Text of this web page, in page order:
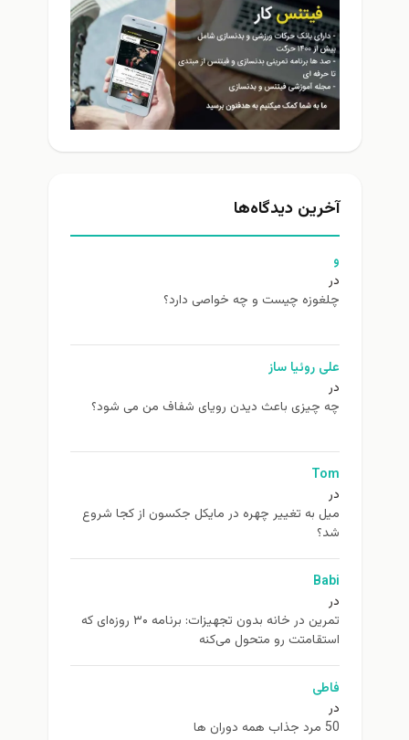
آخرین دیدگاه‌ها
و
در
چلغوزه چیست و چه خواصی دارد؟
علی روئیا ساز
در
چه چیزی باعث دیدن رویای شفاف من می شود؟
Tom
در
ميل به تغيير چهره در مایکل جکسون از كجا شروع
شد؟
Babi
در
تمرین در خانه بدون تجهیزات: برنامه ۳۰ روزه‌ای که
استقامتت رو متحول می‌کنه
فاطی
در
50 مرد جذاب همه دوران ها